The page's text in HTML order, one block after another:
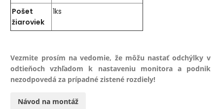
Pošet
žiaroviek
1ks
Vezmite prosím na vedomie, že môžu nastať odchýlky v
odtieňoch vzhľadom k nastaveniu monitora a podnik
nezodpovedá za prípadné zistené rozdiely!
Návod na montáž